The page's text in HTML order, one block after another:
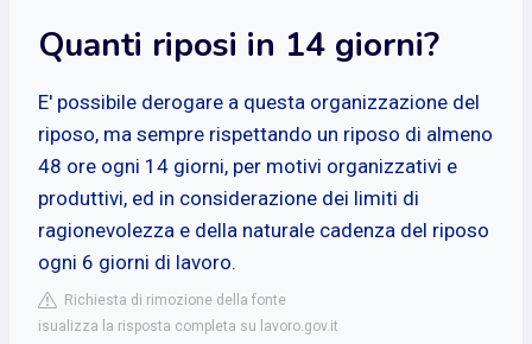
Quanti riposi in 14 giorni?
E' possibile derogare a questa organizzazione del
riposo, ma sempre rispettando un riposo di almeno
48 ore ogni 14 giorni, per motivi organizzativi e
produttivi, ed in considerazione dei limiti di
ragionevolezza e della naturale cadenza del riposo
ogni 6 giorni di lavoro.
Richiesta di rimozione della fonte
isualizza la risposta completa su lavoro.gov.it